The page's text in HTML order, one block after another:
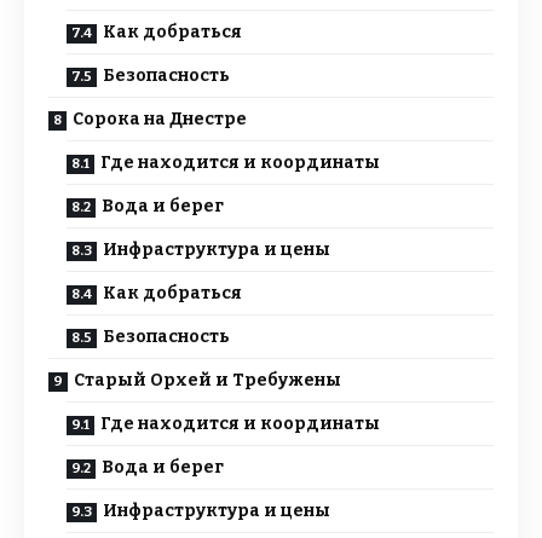
Как добраться
Безопасность
Сорока на Днестре
Где находится и координаты
Вода и берег
Инфраструктура и цены
Как добраться
Безопасность
Старый Орхей и Требужены
Где находится и координаты
Вода и берег
Инфраструктура и цены